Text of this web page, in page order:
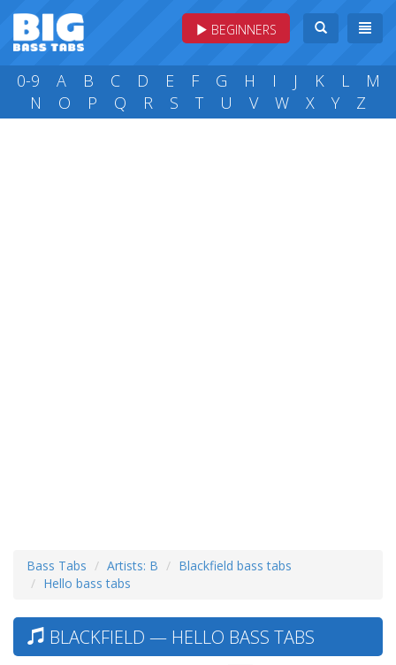
BEGINNERS
0-9 A B C D E F G H I J K L
M
N
O P Q R S T U V W X Y Z
Bass Tabs Artists: B
Blackfield bass tabs
Hello bass tabs
BLACKFIELD — HELLO BASS TABS